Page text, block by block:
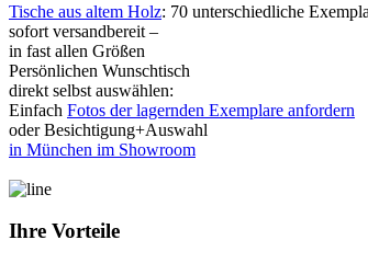
Tische aus altem Holz: 70 unterschiedliche
sofort versandbereit –
in fast allen Größen
Persönlichen Wunschtisch
direkt selbst auswählen:
Einfach Fotos der lagernden Exemplare anfordern
oder Besichtigung+Auswahl
in München im Showroom
Ihre Vorteile